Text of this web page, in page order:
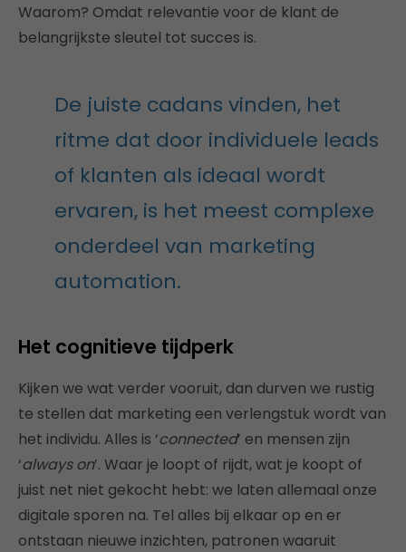
Waarom? Omdat relevantie voor de klant de
belangrijkste sleutel tot succes is.
De juiste cadans vinden, het
ritme dat door individuele leads
of klanten als ideaal wordt
ervaren, is het meest complexe
onderdeel van marketing
automation.
Het cognitieve tijdperk
Kijken we wat verder vooruit, dan durven we rustig
te stellen dat marketing een verlengstuk wordt van
het individu. Alles is ‘connected’ en mensen zijn
‘always on’. Waar je loopt of rijdt, wat je koopt of
juist net niet gekocht hebt: we laten allemaal onze
digitale sporen na. Tel alles bij elkaar op en er
ontstaan nieuwe inzichten, patronen waaruit